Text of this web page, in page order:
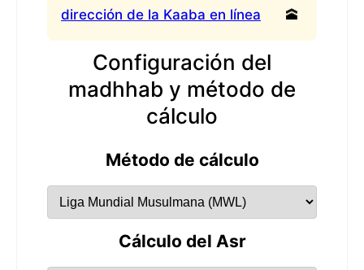
dirección de la Kaaba en línea
🕋
Configuración del
madhhab y método de
cálculo
Método de cálculo
Cálculo del Asr